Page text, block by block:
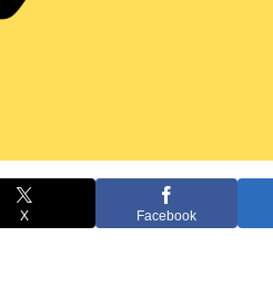
X Facebook